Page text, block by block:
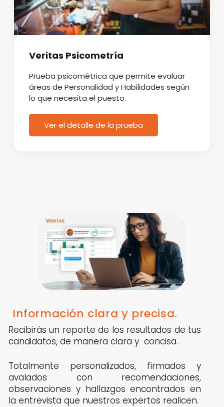
Veritas Psicometría
Prueba psicométrica que permite evaluar
áreas de Personalidad y Habilidades según
lo que necesita el puesto.
Ver el detalle de la prueba
Información clara y precisa.
Recibirás un reporte de los resultados de tus
candidatos, de manera clara y concisa.
Totalmente personalizados, firmados y
avalados con recomendaciones,
observaciones y hallazgos encontrados en
la entrevista que nuestros expertos realicen.